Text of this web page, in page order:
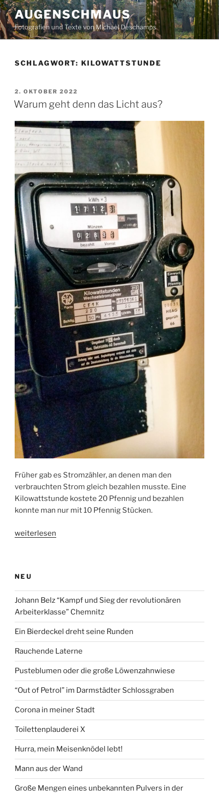
Zum
Inhalt
springen
AUGENSCHMAUS
Fotografien und Texte von Michael Deschamps
SCHLAGWORT: KILOWATTSTUNDE
VERÖFFENTLICHT
AM
2. OKTOBER 2022
Warum geht denn das Licht aus?
Früher gab es Stromzähler, an denen man den
verbrauchten Strom gleich bezahlen musste. Eine
Kilowattstunde kostete 20 Pfennig und bezahlen
konnte man nur mit 10 Pfennig Stücken.
„Warum
Licht
aus?“
weiterlesen
NEU
Johann Belz “Kampf und Sieg der revolutionären
Arbeiterklasse” Chemnitz
Ein Bierdeckel dreht seine Runden
Rauchende Laterne
Pusteblumen oder die große Löwenzahnwiese
“Out of Petrol” im Darmstädter Schlossgraben
Corona in meiner Stadt
Toilettenplauderei X
Hurra, mein Meisenknödel lebt!
Mann aus der Wand
Große Mengen eines unbekannten Pulvers in der